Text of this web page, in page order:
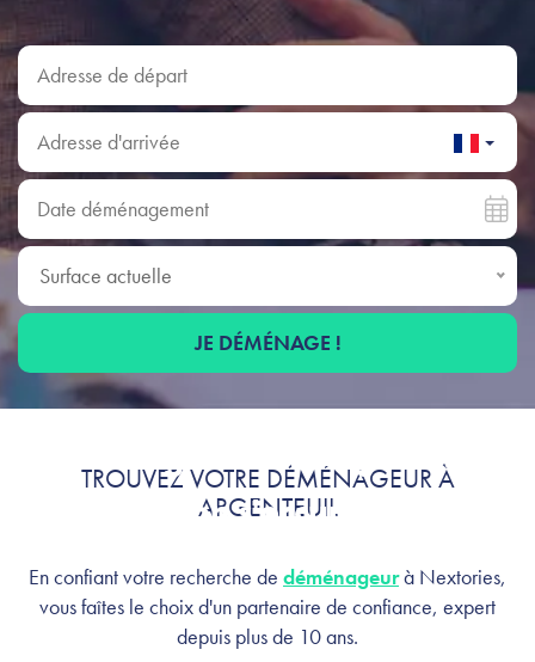
Déménagement à Argenteuil :
profitez, on s'occupe de tout
Adresse de départ
Adresse d'arrivée
Date déménagement
Surface actuelle
Surface actuelle
JE DÉMÉNAGE !
TROUVEZ VOTRE DÉMÉNAGEUR À
ARGENTEUIL
En confiant votre recherche de déménageurà Nextories,
vous faîtes le choix d'un partenaire de confiance, expert
depuis plus de 10 ans.